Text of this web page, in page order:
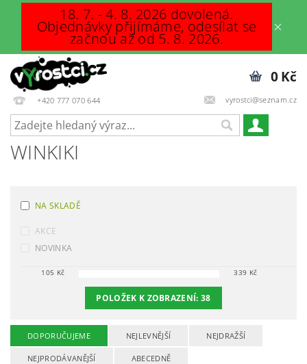
18. 7. - 4. 8. 2026 dovolená.
Objednávky přijímáme, odesílat se
začnou až od 5. 8. 2026.
+420 777 070 644 vyrostci@seznam.cz
0 Kč
WINKIKI
NA SKLADĚ
AKCE
NOVINKA
105 Kč 339 Kč
POLOŽEK K ZOBRAZENÍ:38
DOPORUČUJEME NEJLEVNĚJŠÍ NEJDRAŽŠÍ
NEJPRODÁVANĚJŠÍ ABECEDNĚ